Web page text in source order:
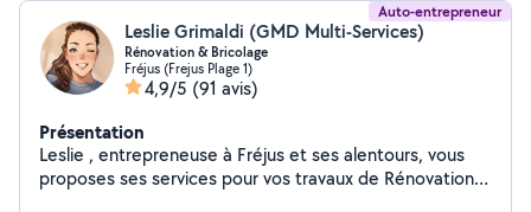
Auto-entrepreneur
Leslie Grimaldi (GMD Multi-Services)
Rénovation & Bricolage
Fréjus (Frejus Plage 1)
4,9/5 (91 avis)
Présentation
Leslie , entrepreneuse à Fréjus et ses alentours, vous
proposes ses services pour vos travaux de Rénovation &